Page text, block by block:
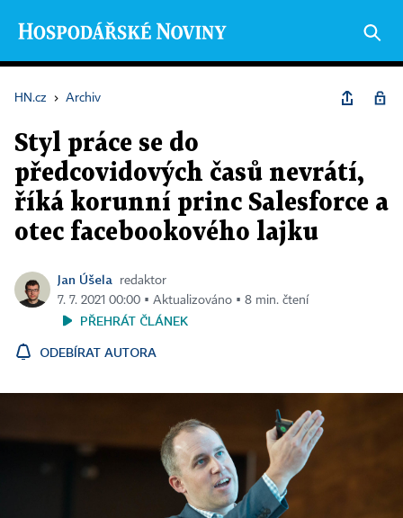
HN.cz › Archiv
Styl práce se do
předcovidových časů nevrátí,
říká korunní princ Salesforce a
otec facebookového lajku
Jan Úšela
redaktor
7. 7. 2021 00:00 ▪ Aktualizováno ▪ 8 min. čtení
PŘEHRÁT ČLÁNEK
ODEBÍRAT AUTORA